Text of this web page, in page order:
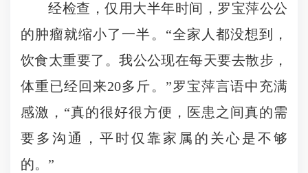
经检查，仅用大半年时间，罗宝萍公公
的肿瘤就缩小了一半。“全家人都没想到，
饮食太重要了。我公公现在每天要去散步，
体重已经回来20多斤。”罗宝萍言语中充满
感激，“真的很好很方便，医患之间真的需
要多沟通，平时仅靠家属的关心是不够
的。”